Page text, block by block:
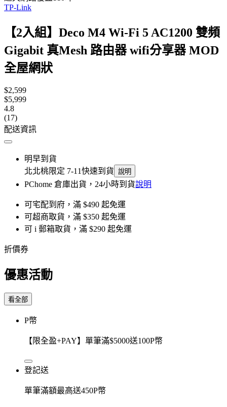
TP-Link
【2入組】Deco M4 Wi-Fi 5 AC1200 雙頻
Gigabit 真Mesh 路由器 wifi分享器 MOD
全屋網狀
$2,599
$5,999
4.8
(17)
配送資訊
明早到貨
北北桃限定 7-11快速到貨 說明
PChome 倉庫出貨，24小時到貨說明
可宅配到府，滿 $490 起免運
可超商取貨，滿 $350 起免運
可 i 郵箱取貨，滿 $290 起免運
折價券
優惠活動
看全部
P幣
【限全盈+PAY】單筆滿$5000送100P幣
登記送
單筆滿額最高送450P幣